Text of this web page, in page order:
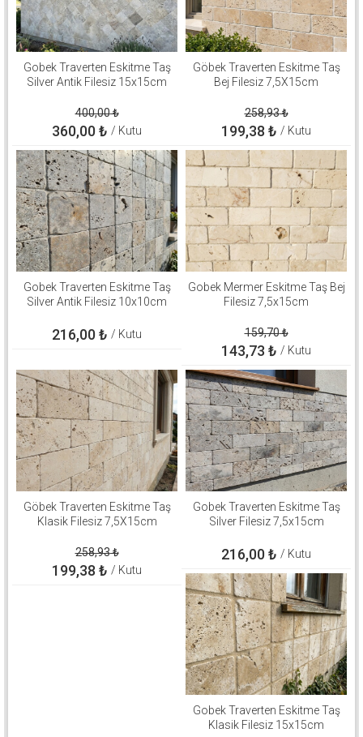
Gobek Traverten Eskitme Taş
Silver Antik Filesiz 15x15cm
400,00₺
360,00₺ / Kutu
Göbek Traverten Eskitme Taş
Bej Filesiz 7,5X15cm
258,93₺
199,38 ₺ / Kutu
Gobek Traverten Eskitme Taş
Silver Antik Filesiz 10x10cm
216,00₺ / Kutu
Gobek Mermer Eskitme Taş Bej
Filesiz 7,5x15cm
159,70₺
143,73 ₺ / Kutu
Göbek Traverten Eskitme Taş
Klasik Filesiz 7,5X15cm
258,93₺
199,38 ₺ / Kutu
Gobek Traverten Eskitme Taş
Silver Filesiz 7,5x15cm
216,00₺ / Kutu
Gobek Traverten Eskitme Taş
Klasik Filesiz 15x15cm